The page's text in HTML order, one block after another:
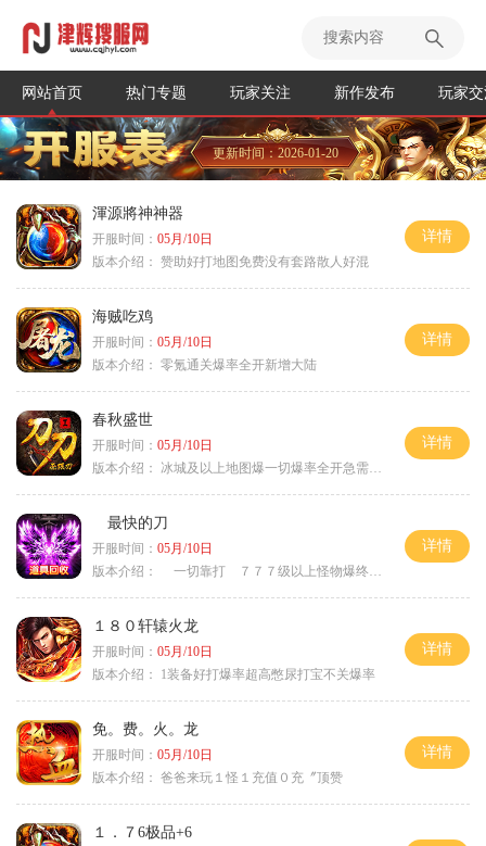
网站首页 热门专题 玩家关注 新作发布 玩家
更新时间：2026-01-20
渾源將神神器
开服时间： 05月/10日
版本介绍： 赞助好打地图免费没有套路散人好混
详情
海贼吃鸡
开服时间： 05月/10日
版本介绍： 零氪通关爆率全开新增大陆
详情
春秋盛世
开服时间： 05月/10日
版本介绍：
冰城及以上地图爆一切爆率全开急需材料
详情
最快的刀
开服时间： 05月/10日
版本介绍：
一切靠打 ７７７级以上怪物爆终极
详情
１８０轩辕火龙
开服时间： 05月/10日
版本介绍：
1装备好打爆率超高憋尿打宝不关爆率
详情
免。费。火。龙
开服时间： 05月/10日
版本介绍： 爸爸来玩１怪１充值０充〞顶赞
详情
１．７6极品+6